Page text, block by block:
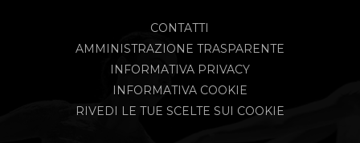
CONTATTI
AMMINISTRAZIONE TRASPARENTE
INFORMATIVA PRIVACY
INFORMATIVA COOKIE
RIVEDI LE TUE SCELTE SUI COOKIE